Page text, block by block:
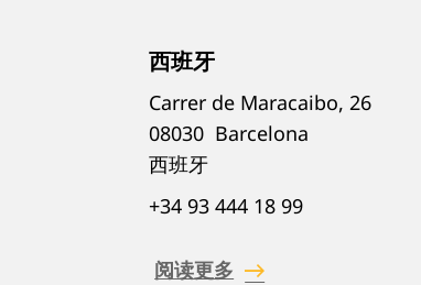
西班牙
Carrer de Maracaibo, 26
08030 Barcelona
西班牙
+34 93 444 18 99
阅读更多